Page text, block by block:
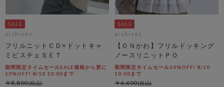
archives
フリルニットＣＤ×ドットキャ
ミビスチェＳＥＴ
期間限定タイムセールSALE価格から更に
10%OFF! 8/10 10:00まで
￥8,800
archives
【ＯＮかわ】フリルドッキング
ノースリニットＰＯ
期間限定タイムセール10%OFF! 8/10
10:00まで
￥6,600